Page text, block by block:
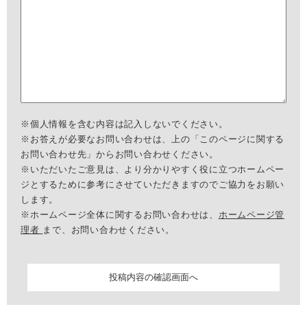
※個人情報を含む内容は記入しないでください。
※お答えが必要なお問い合わせは、上の「このページに関する
お問い合わせ先」からお問い合わせください。
※いただいたご意見は、より分かりやすく役に立つホームペー
ジとするために参考にさせていただきますのでご協力をお願い
します。
※ホームページ全体に関するお問い合わせは、 ホームページ管
理者 まで、お問い合わせください。